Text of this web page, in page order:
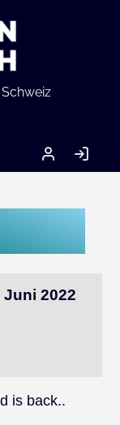
MEIN
ACCOUNT
Juni 2022
is back..